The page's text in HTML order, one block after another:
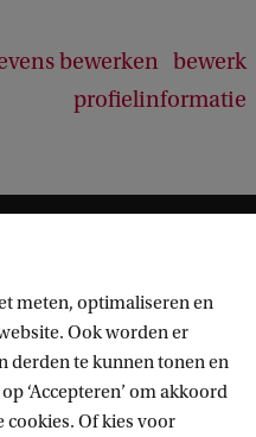
bewerken bewerk
profielinformatie
meten, optimaliseren en
Ook worden er
derden te kunnen tonen en
‘Accepteren’ om akkoord
cookies. Of kies voor